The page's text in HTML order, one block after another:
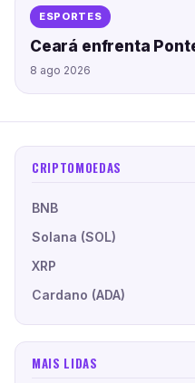
ESPORTES
Ceará enfrenta
8 ago 2026
CRIPTOMOEDAS
BNB
Solana (SOL)
XRP
Cardano (ADA)
MAIS LIDAS